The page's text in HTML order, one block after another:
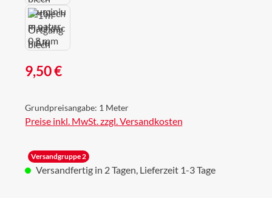
Regulärer Preis:
9,50 €
Grundpreisangabe: 1 Meter
Preise inkl. MwSt. zzgl. Versandkosten
Versandgruppe 2
Versandfertig in 2 Tagen, Lieferzeit 1-3 Tage